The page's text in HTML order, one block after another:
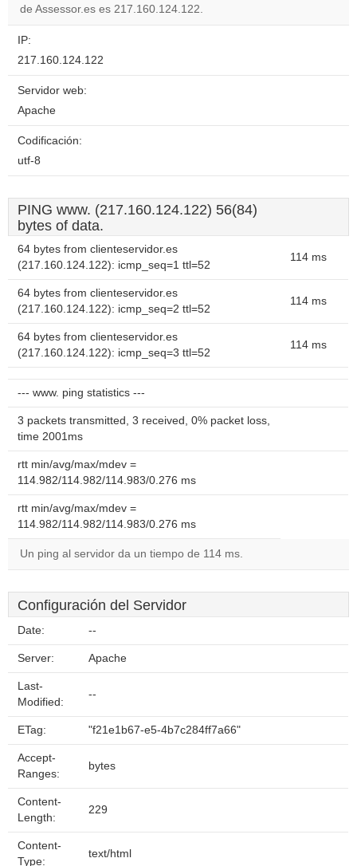
de Assessor.es es 217.160.124.122.
IP:
217.160.124.122
Servidor web:
Apache
Codificación:
utf-8
PING www. (217.160.124.122) 56(84)
bytes of data.
64 bytes from clienteservidor.es
(217.160.124.122): icmp_seq=1 ttl=52
114 ms
64 bytes from clienteservidor.es
(217.160.124.122): icmp_seq=2 ttl=52
114 ms
64 bytes from clienteservidor.es
(217.160.124.122): icmp_seq=3 ttl=52
114 ms
--- www. ping statistics ---
3 packets transmitted, 3 received, 0% packet loss,
time 2001ms
rtt min/avg/max/mdev =
114.982/114.982/114.983/0.276 ms
rtt min/avg/max/mdev =
114.982/114.982/114.983/0.276 ms
Un ping al servidor da un tiempo de 114 ms.
Configuración del Servidor
Date: --
Server: Apache
Last-
Modified:
--
ETag: "f21e1b67-e5-4b7c284ff7a66"
Accept-
Ranges:
bytes
Content-
Length:
229
Content-
Type:
text/html